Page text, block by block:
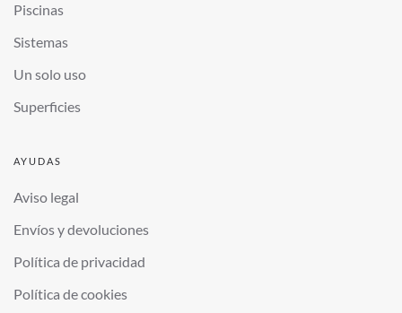
Piscinas
Sistemas
Un solo uso
Superficies
AYUDAS
Aviso legal
Envíos y devoluciones
Política de privacidad
Política de cookies